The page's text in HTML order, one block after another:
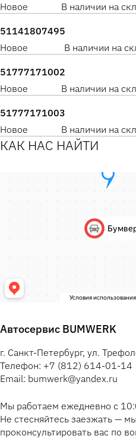
Новое
В наличии на
51141807495
Новое
В наличии на
51777171002
Новое
В наличии на
51777171003
Новое
В наличии на
КАК НАС НАЙТИ
Автосервис BUMWERK
г. Санкт-Петербург, ул.
Телефон: +7 (812) 614-01-14
Email: bumwerk@yandex.ru
Мы работаем ежедневно с
Не стесняйтесь заезжать —
проконсультировать вас по